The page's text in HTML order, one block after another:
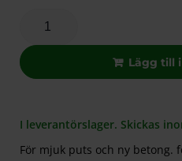
Lägg till
I leverantörslager. Skickas
För mjuk puts och ny betong.